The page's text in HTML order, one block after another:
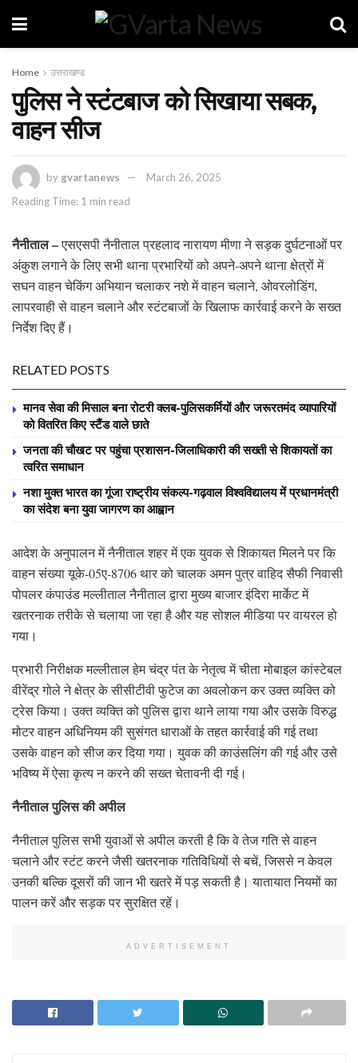
Home उत्तराखण्ड
पुलिस ने स्टंटबाज को सिखाया सबक,
वाहन सीज
by gvartanews
March 26, 2025
Reading Time: 1 min read
नैनीताल –एसएसपी नैनीताल प्रहलाद नारायण मीणा ने सड़क दुर्घटनाओं पर
अंकुश लगाने के लिए सभी थाना प्रभारियों को अपने-अपने थाना क्षेत्रों में
सघन वाहन चेकिंग अभियान चलाकर नशे में वाहन चलाने, ओवरलोडिंग,
लापरवाही से वाहन चलाने और स्टंटबाजों के खिलाफ कार्रवाई करने के सख्त
निर्देश दिए हैं।
RELATED POSTS
मानव सेवा की मिसाल बना रोटरी क्लब-पुलिसकर्मियों और जरूरतमंद व्यापारियों
को वितरित किए स्टैंड वाले छाते
जनता की चौखट पर पहुंचा प्रशासन-जिलाधिकारी की सख्ती से शिकायतों का
त्वरित समाधान
नशा मुक्त भारत का गूंजा राष्ट्रीय संकल्प-गढ़वाल विश्वविद्यालय में प्रधानमंत्री
का संदेश बना युवा जागरण का आह्वान
आदेश के अनुपालन में नैनीताल शहर में एक युवक से शिकायत मिलने पर कि
वाहन संख्या यूके-05ए-8706 थार को चालक अमन पुत्र वाहिद सैफी निवासी
पोपलर कंपाउंड मल्लीताल नैनीताल द्वारा मुख्य बाजार इंदिरा मार्केट में
खतरनाक तरीके से चलाया जा रहा है और यह सोशल मीडिया पर वायरल हो
गया।
प्रभारी निरीक्षक मल्लीताल हेम चंद्र पंत के नेतृत्व में चीता मोबाइल कांस्टेबल
वीरेंद्र गोले ने क्षेत्र के सीसीटीवी फुटेज का अवलोकन कर उक्त व्यक्ति को
ट्रेस किया। उक्त व्यक्ति को पुलिस द्वारा थाने लाया गया और उसके विरुद्ध
मोटर वाहन अधिनियम की सुसंगत धाराओं के तहत कार्रवाई की गई तथा
उसके वाहन को सीज कर दिया गया। युवक की काउंसलिंग की गई और उसे
भविष्य में ऐसा कृत्य न करने की सख्त चेतावनी दी गई।
नैनीताल पुलिस की अपील
नैनीताल पुलिस सभी युवाओं से अपील करती है कि वे तेज गति से वाहन
चलाने और स्टंट करने जैसी खतरनाक गतिविधियों से बचें, जिससे न केवल
उनकी बल्कि दूसरों की जान भी खतरे में पड़ सकती है। यातायात नियमों का
पालन करें और सड़क पर सुरक्षित रहें।
ADVERTISEMENT